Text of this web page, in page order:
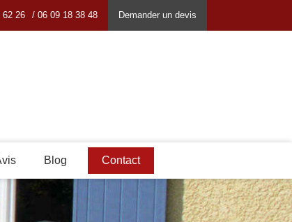
Demander un devis
/ 06 09 18 38 48
62 26
Blog Contact